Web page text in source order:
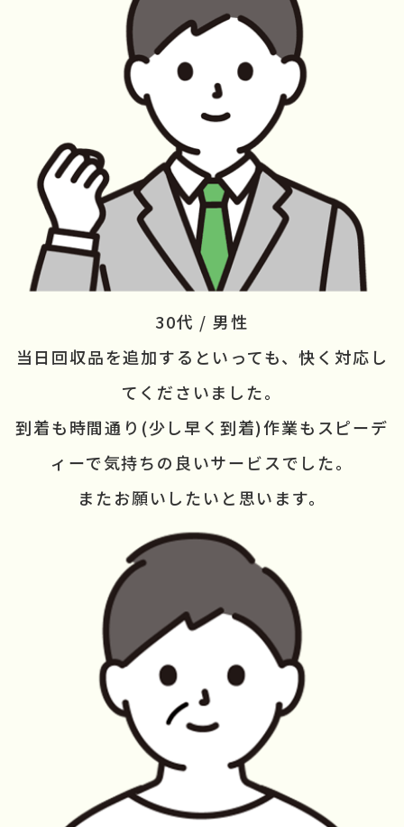
30代 / 男性
当日回収品を追加するといっても、快く対応し
てくださいました。
到着も時間通り(少し早く到着)作業もスピーデ
ィーで気持ちの良いサービスでした。
またお願いしたいと思います。